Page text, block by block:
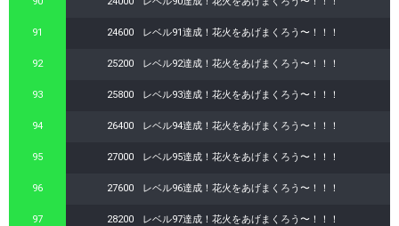
91 24600 レベル91達成！花火をあげまくろう〜！！！
92 25200 レベル92達成！花火をあげまくろう〜！！！
93 25800 レベル93達成！花火をあげまくろう〜！！！
94 26400 レベル94達成！花火をあげまくろう〜！！！
95 27000 レベル95達成！花火をあげまくろう〜！！！
96 27600 レベル96達成！花火をあげまくろう〜！！！
97 28200 レベル97達成！花火をあげまくろう〜！！！